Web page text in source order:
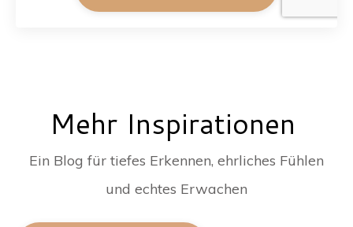
Mehr Inspirationen
Ein Blog für tiefes Erkennen, ehrliches Fühlen
und echtes Erwachen